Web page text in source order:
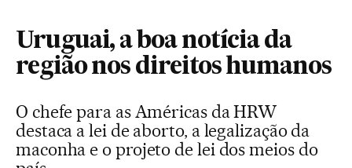
Uruguai, a boa notícia da
região nos direitos humanos
O chefe para as Américas da HRW
destaca a lei de aborto, a legalização da
maconha e o projeto de lei dos meios do